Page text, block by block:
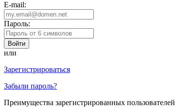
E-mail:
Пароль:
или
Зарегистрироваться
Забыли пароль?
Преимущества зарегистрированных пользователей